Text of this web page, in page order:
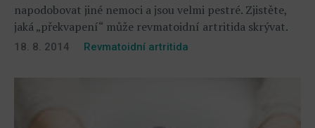
napodobovat jiné nemoci a jsou velmi pestré. Zjistěte,
jaká „překvapení“ může revmatoidní artritida skrývat.
18. 8. 2014 Revmatoidní artritida